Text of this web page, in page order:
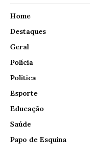
Home
Destaques
Geral
Polícia
Política
Esporte
Educação
Saúde
Papo de Esquina